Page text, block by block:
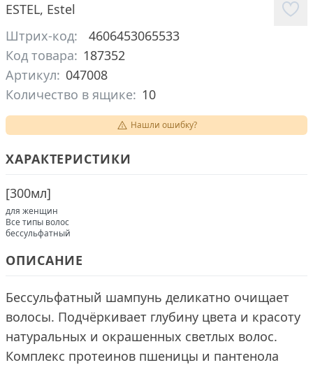
ESTEL, Estel
Штрих-код:
4606453065533
Код товара: 187352
Артикул: 047008
Количество в ящике: 10
Нашли ошибку?
ХАРАКТЕРИСТИКИ
[300мл]
для женщин
Все типы волос
бессульфатный
ОПИСАНИЕ
Бессульфатный шампунь деликатно очищает
волосы. Подчёркивает глубину цвета и красоту
натуральных и окрашенных светлых волос.
Комплекс протеинов пшеницы и пантенола